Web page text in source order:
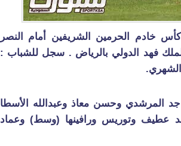
خادم الحرمين الشريفين أمام النصر
فهد الدولي بالرياض . سجل للشباب :
المرشدي وحسن معاذ وعبدالله الأسطا
عطيف وتوريس ورافينها (وسط) وعماد